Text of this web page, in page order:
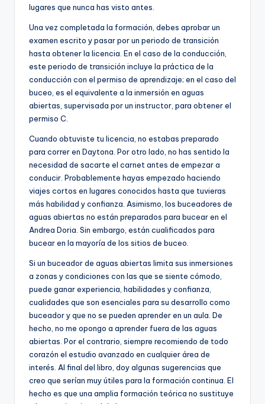
lugares que nunca has visto antes.
Una vez completada la formación, debes aprobar un
examen escrito y pasar por un periodo de transición
hasta obtener la licencia. En el caso de la conducción,
este periodo de transición incluye la práctica de la
conducción con el permiso de aprendizaje; en el caso del
buceo, es el equivalente a la inmersión en aguas
abiertas, supervisada por un instructor, para obtener el
permiso C.
Cuando obtuviste tu licencia, no estabas preparado
para correr en Daytona. Por otro lado, no has sentido la
necesidad de sacarte el carnet antes de empezar a
conducir. Probablemente hayas empezado haciendo
viajes cortos en lugares conocidos hasta que tuvieras
más habilidad y confianza. Asimismo, los buceadores de
aguas abiertas no están preparados para bucear en el
Andrea Doria. Sin embargo, están cualificados para
bucear en la mayoría de los sitios de buceo.
Si un buceador de aguas abiertas limita sus inmersiones
a zonas y condiciones con las que se siente cómodo,
puede ganar experiencia, habilidades y confianza,
cualidades que son esenciales para su desarrollo como
buceador y que no se pueden aprender en un aula. De
hecho, no me opongo a aprender fuera de las aguas
abiertas. Por el contrario, siempre recomiendo de todo
corazón el estudio avanzado en cualquier área de
interés. Al final del libro, doy algunas sugerencias que
creo que serían muy útiles para la formación continua. El
hecho es que una amplia formación teórica no sustituye